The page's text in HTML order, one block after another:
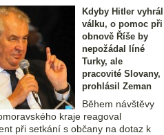
Kdyby Hitler vyhrál
válku, o pomoc při
obnově Říše by
nepožádal líné
Turky, ale
pracovité Slovany,
prohlásil Zeman
Během návštěvy
kraje reagoval
při setkání s občany na dotaz k